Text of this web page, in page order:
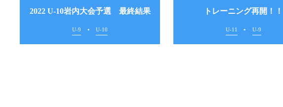
2022 U-10岩内大会予選 最終結果
U-9 U-10
トレーニング再開！！
U-11 U-9